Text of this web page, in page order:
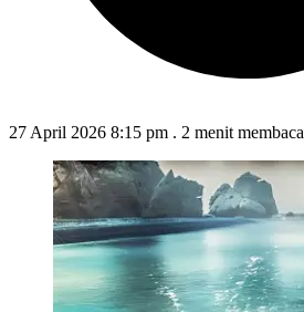
27 April 2026 8:15 pm . 2 menit membaca